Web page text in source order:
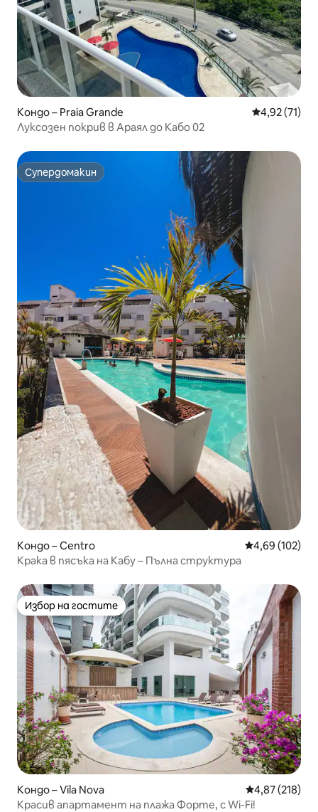
Кондо – Praia Grande Средна
4,92 (71)
Луксозен покрив в Араял до Кабо 02
Супердомакин
Супердомакин
Кондо – Centro Средна
4,69 (102)
Крака в пясъка на Кабу – Пълна структура
Избор на гостите
Избор на гостите
Кондо – Vila Nova Средна
4,87 (218)
Красив апартамент на плажа Форте, с Wi-Fi!